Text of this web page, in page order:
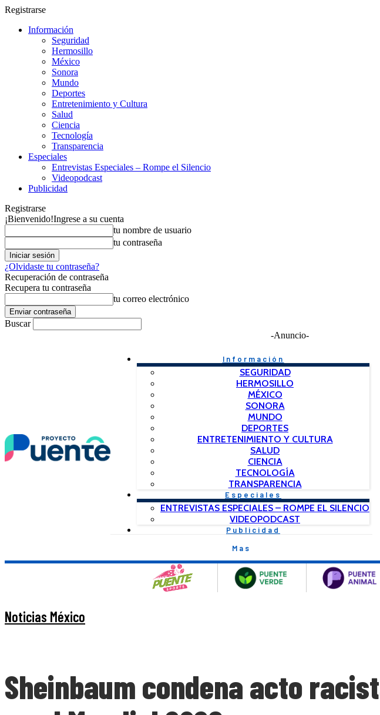
Registrarse
Información
Seguridad
Hermosillo
México
Sonora
Mundo
Deportes
Entretenimiento y Cultura
Salud
Ciencia
Tecnología
Transparencia
Especiales
Entrevistas Especiales – Rompe el Silencio
Videopodcast
Publicidad
Registrarse
¡Bienvenido!Ingrese a su cuenta
tu nombre de usuario
tu contraseña
¿Olvidaste tu contraseña?
Recuperación de contraseña
Recupera tu contraseña
tu correo electrónico
Buscar
-Anuncio-
Información
SEGURIDAD
HERMOSILLO
MÉXICO
SONORA
MUNDO
DEPORTES
ENTRETENIMIENTO Y CULTURA
SALUD
CIENCIA
TECNOLOGÍA
TRANSPARENCIA
Especiales
ENTREVISTAS ESPECIALES – ROMPE EL SILENCIO
VIDEOPODCAST
Publicidad
Mas
Noticias México
Sheinbaum condena acto